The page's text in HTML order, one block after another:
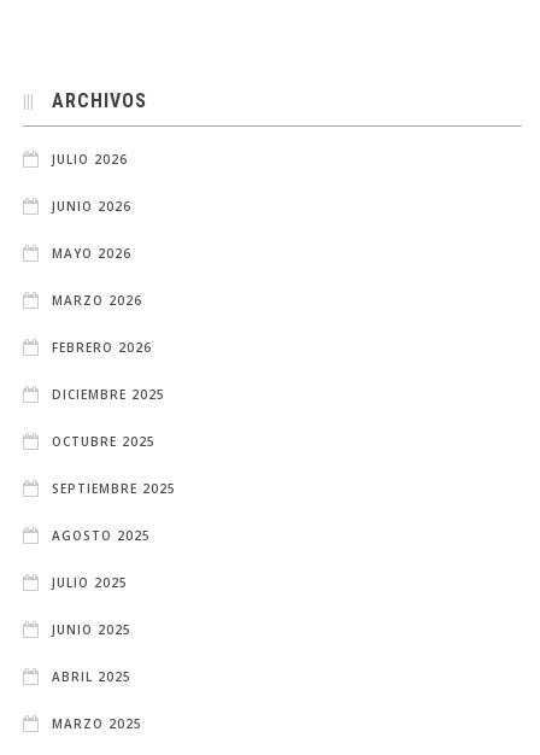
ARCHIVOS
JULIO 2026
JUNIO 2026
MAYO 2026
MARZO 2026
FEBRERO 2026
DICIEMBRE 2025
OCTUBRE 2025
SEPTIEMBRE 2025
AGOSTO 2025
JULIO 2025
JUNIO 2025
ABRIL 2025
MARZO 2025